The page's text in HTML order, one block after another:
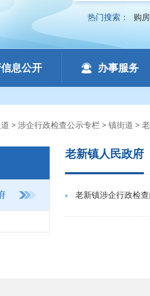
热门搜索： 购
息公开 办事服务
> 涉企行政检查公示专栏 > 镇街道 >
老新镇人民政府
老新镇涉企行政检